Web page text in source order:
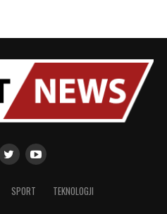
SPORT TEKNOLOGJI